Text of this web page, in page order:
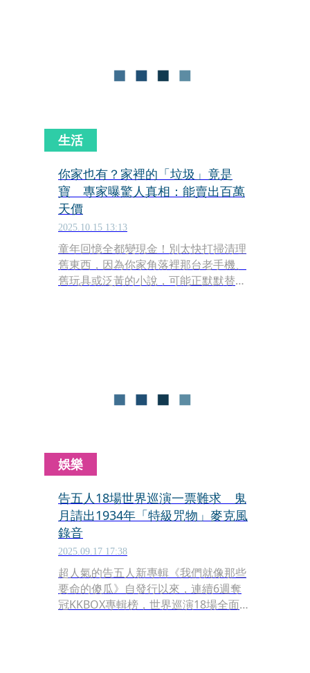
生活
你家也有？家裡的「垃圾」竟是
寶 專家曝驚人真相：能賣出百萬
天價
2025.10.15 13:13
童年回憶全都變現金！別太快打掃清理
舊東西，因為你家角落裡那台老手機、
舊玩具或泛黃的小說，可能正默默替你
娛樂
告五人18場世界巡演一票難求 鬼
月請出1934年「特級咒物」麥克風
錄音
2025.09.17 17:38
超人氣的告五人新專輯《我們就像那些
要命的傻瓜》自發行以來，連續6週奪
冠KKBOX專輯榜，世界巡演18場全面完